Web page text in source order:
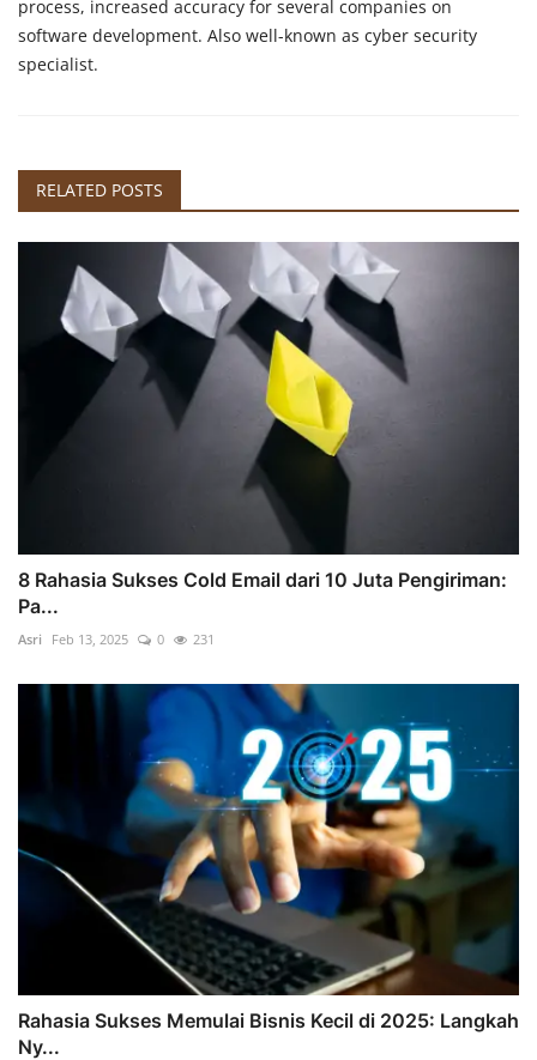
process, increased accuracy for several companies on
software development. Also well-known as cyber security
specialist.
RELATED POSTS
8 Rahasia Sukses Cold Email dari 10 Juta Pengiriman:
Pa...
Asri Feb 13, 2025 0 231
Rahasia Sukses Memulai Bisnis Kecil di 2025: Langkah
Ny...